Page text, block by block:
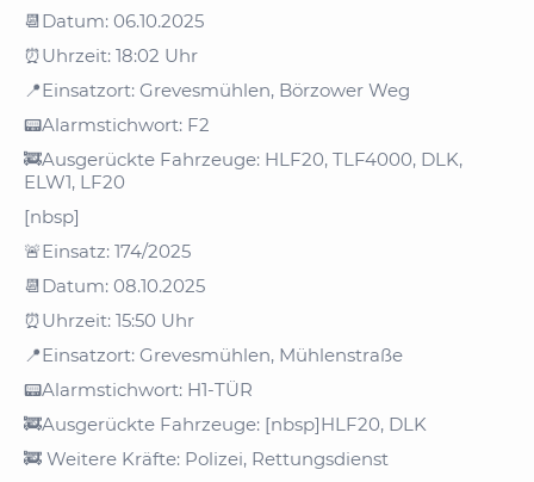
📆Datum: 06.10.2025
⏰Uhrzeit: 18:02 Uhr
📍Einsatzort: Grevesmühlen, Börzower Weg
📟Alarmstichwort: F2
🚒Ausgerückte Fahrzeuge: HLF20, TLF4000, DLK,
ELW1, LF20
[nbsp]
🚨Einsatz: 174/2025
📆Datum: 08.10.2025
⏰Uhrzeit: 15:50 Uhr
📍Einsatzort: Grevesmühlen, Mühlenstraße
📟Alarmstichwort: H1-TÜR
🚒Ausgerückte Fahrzeuge: [nbsp]HLF20, DLK
🚒 Weitere Kräfte: Polizei, Rettungsdienst